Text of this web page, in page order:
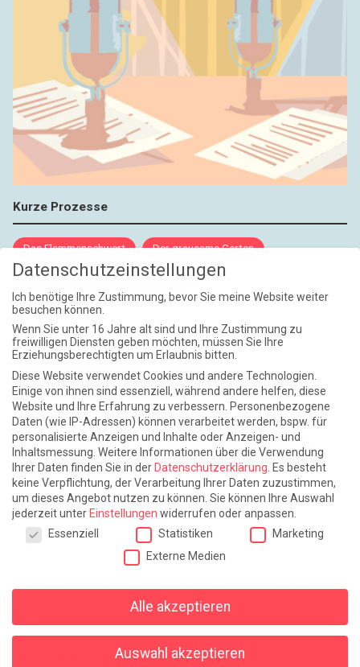
Kurze Prozesse
Das Flammenschwert Der grausame Garten
NIEMALS UND AUCH DANN NICHT
Weite Reisen
Atlantische Turbulenzen DIE ELF
Die Zeit der Ringelblumen ist vorbei Europa im Kopf
Fast am Ziel Frühling in Florenz In der Blase
Leben lernen / Ein Versuch Trinken. Träumen. Trösten.
Triple-Edinburgher mit Ketchup WACHS!
Winterreise (mit Sommern)
Alles sonst
Denkabfall Gereimtes und Ungereimtes Geschichte
Datenschutzeinstellungen
Ich benötige Ihre Zustimmung, bevor Sie meine Website weiter
besuchen können.
Wenn Sie unter 16 Jahre alt sind und Ihre Zustimmung zu
freiwilligen Diensten geben möchten, müssen Sie Ihre
Erziehungsberechtigten um Erlaubnis bitten.
Diese Website verwendet Cookies und andere Technologien.
Einige von ihnen sind essenziell, während andere helfen, diese
Website und Ihre Erfahrung zu verbessern. Personenbezogene
Daten (wie IP-Adressen) können verarbeitet werden, bspw. für
personalisierte Anzeigen und Inhalte oder Anzeigen- und
Inhaltsmessung. Weitere Informationen über die Verwendung
Ihrer Daten finden Sie in der Datenschutzerklärung Es besteht
keine Verpflichtung, der Verarbeitung Ihrer Daten zuzustimmen,
um dieses Angebot nutzen zu können. Sie können Ihre Auswahl
jederzeit unter Einstellungen widerrufen oder anpassen.
Datenschutzeinstellungen
Essenziell Statistiken
Marketing
Externe Medien
Alle akzeptieren
Auswahl akzeptieren